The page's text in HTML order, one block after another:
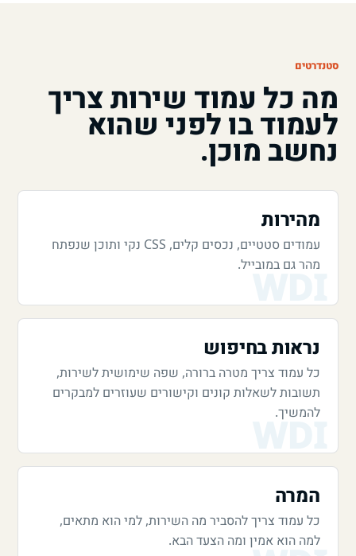
סטנדרטים
מה כל עמוד שירות צריך
לעמוד בו לפני שהוא
נחשב מוכן.
מהירות
עמודים סטטיים, נכסים קלים, CSS נקי ותוכן שנפתח
מהר גם במובייל.
נראות בחיפוש
כל עמוד צריך מטרה ברורה, שפה שימושית לשירות,
תשובות לשאלות קונים וקישורים שעוזרים למבקרים
להמשיך.
המרה
כל עמוד צריך להסביר מה השירות, למי הוא מתאים,
למה הוא אמין ומה הצעד הבא.